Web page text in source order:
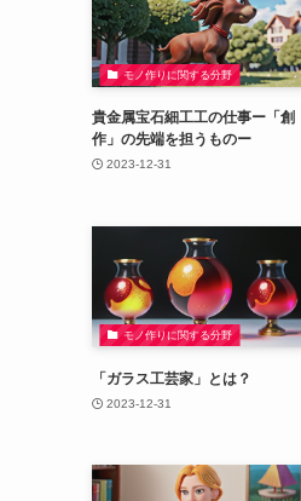
モノ作りに関する分野
貴金属宝石細工工の仕事ー「創
作」の先端を担うものー
2023-12-31
モノ作りに関する分野
「ガラス工芸家」とは？
2023-12-31